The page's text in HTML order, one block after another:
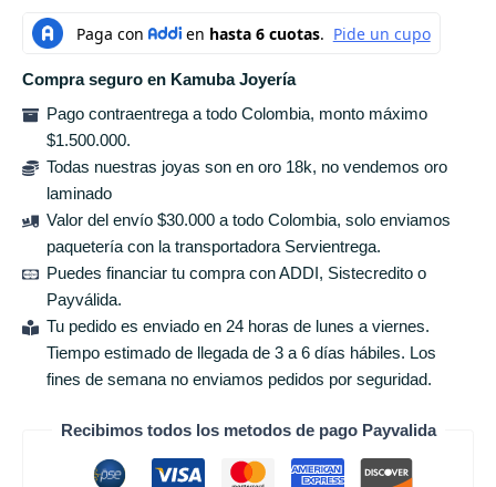
Compra seguro en Kamuba Joyería
Pago contraentrega a todo Colombia, monto máximo
$1.500.000.
Todas nuestras joyas son en oro 18k, no vendemos oro
laminado
Valor del envío $30.000 a todo Colombia, solo enviamos
paquetería con la transportadora Servientrega.
Puedes financiar tu compra con ADDI, Sistecredito o
Payválida.
Tu pedido es enviado en 24 horas de lunes a viernes.
Tiempo estimado de llegada de 3 a 6 días hábiles. Los
fines de semana no enviamos pedidos por seguridad.
Recibimos todos los metodos de pago Payvalida